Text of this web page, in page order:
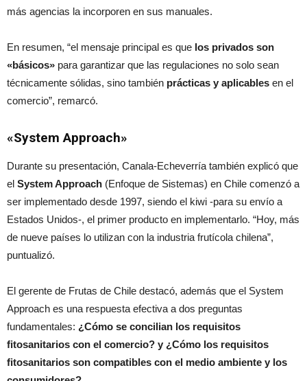
más agencias la incorporen en sus manuales.
En resumen, “el mensaje principal es que los privados son
«básicos» para garantizar que las regulaciones no solo sean
técnicamente sólidas, sino también prácticas y aplicables en el
comercio”, remarcó.
«System Approach»
Durante su presentación, Canala-Echeverría también explicó que
el System Approach (Enfoque de Sistemas) en Chile comenzó a
ser implementado desde 1997, siendo el kiwi -para su envío a
Estados Unidos-, el primer producto en implementarlo. “Hoy, más
de nueve países lo utilizan con la industria frutícola chilena”,
puntualizó.
El gerente de Frutas de Chile destacó, además que el System
Approach es una respuesta efectiva a dos preguntas
fundamentales: ¿Cómo se concilian los requisitos
fitosanitarios con el comercio? y ¿Cómo los requisitos
fitosanitarios son compatibles con el medio ambiente y los